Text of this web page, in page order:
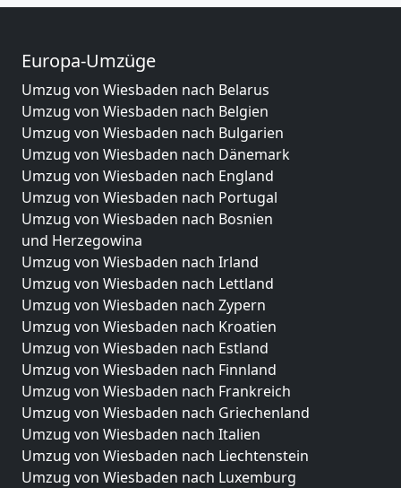
Europa-Umzüge
Umzug von Wiesbaden nach Belarus
Umzug von Wiesbaden nach Belgien
Umzug von Wiesbaden nach Bulgarien
Umzug von Wiesbaden nach Dänemark
Umzug von Wiesbaden nach England
Umzug von Wiesbaden nach Portugal
Umzug von Wiesbaden nach Bosnien
und Herzegowina
Umzug von Wiesbaden nach Irland
Umzug von Wiesbaden nach Lettland
Umzug von Wiesbaden nach Zypern
Umzug von Wiesbaden nach Kroatien
Umzug von Wiesbaden nach Estland
Umzug von Wiesbaden nach Finnland
Umzug von Wiesbaden nach Frankreich
Umzug von Wiesbaden nach Griechenland
Umzug von Wiesbaden nach Italien
Umzug von Wiesbaden nach Liechtenstein
Umzug von Wiesbaden nach Luxemburg